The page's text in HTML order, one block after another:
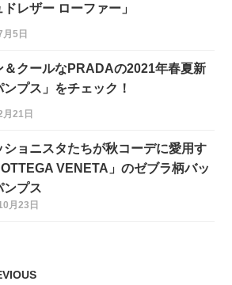
ドレザー ローファー」
5日
＆クールなPRADAの2021年春夏新
ンプス」をチェック！
21日
ショニスタたちが秋コーデに愛用す
VENETA」のゼブラ柄バッ
ンプス
月23日